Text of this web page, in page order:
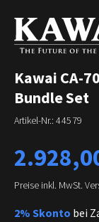
Kawai CA-
Bundle Set
Artikel-Nr.: 44579
Regulärer Preis:
Preise inkl. MwSt.
2% Skonto bei